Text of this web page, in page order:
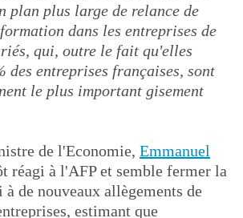
plan plus large de relance de
dans les entreprises de
qui, outre le fait qu'elles
des entreprises françaises, sont
le plus important gisement
de l'Economie, Emmanuel
réagi à l'AFP et semble fermer la
de nouveaux allègements de
estimant que